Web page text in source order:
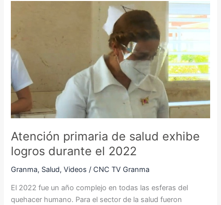
Atención primaria de salud exhibe
logros durante el 2022
Granma, Salud,Videos / CNC TV Granma
El 2022 fue un año complejo en todas las esferas del
quehacer humano. Para el sector de la salud fueron
salud
exhibe
logros
durante
el
2022